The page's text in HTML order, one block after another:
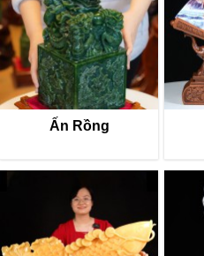
Ấn Rồng